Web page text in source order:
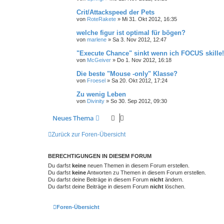
Crit/Attackspeed der Pets
von RoteRakete » Mi 31. Okt 2012, 16:35
welche figur ist optimal für bögen?
von marlene » Sa 3. Nov 2012, 12:47
"Execute Chance" sinkt wenn ich FOCUS
von McGeiver » Do 1. Nov 2012, 16:18
Die beste "Mouse -only" Klasse?
von Froesel » Sa 20. Okt 2012, 17:24
Zu wenig Leben
von Divinity » So 30. Sep 2012, 09:30
Neues Thema
Zurück zur Foren-Übersicht
BERECHTIGUNGEN IN DIESEM FORUM
Du darfst keine neuen Themen in diesem Forum erstellen.
Du darfst keineAntworten zu Themen in diesem Forum erstellen.
Du darfst deine Beiträge in diesem Forum nicht ändern.
Du darfst deine Beiträge in diesem Forum nicht löschen.
Foren-Übersicht